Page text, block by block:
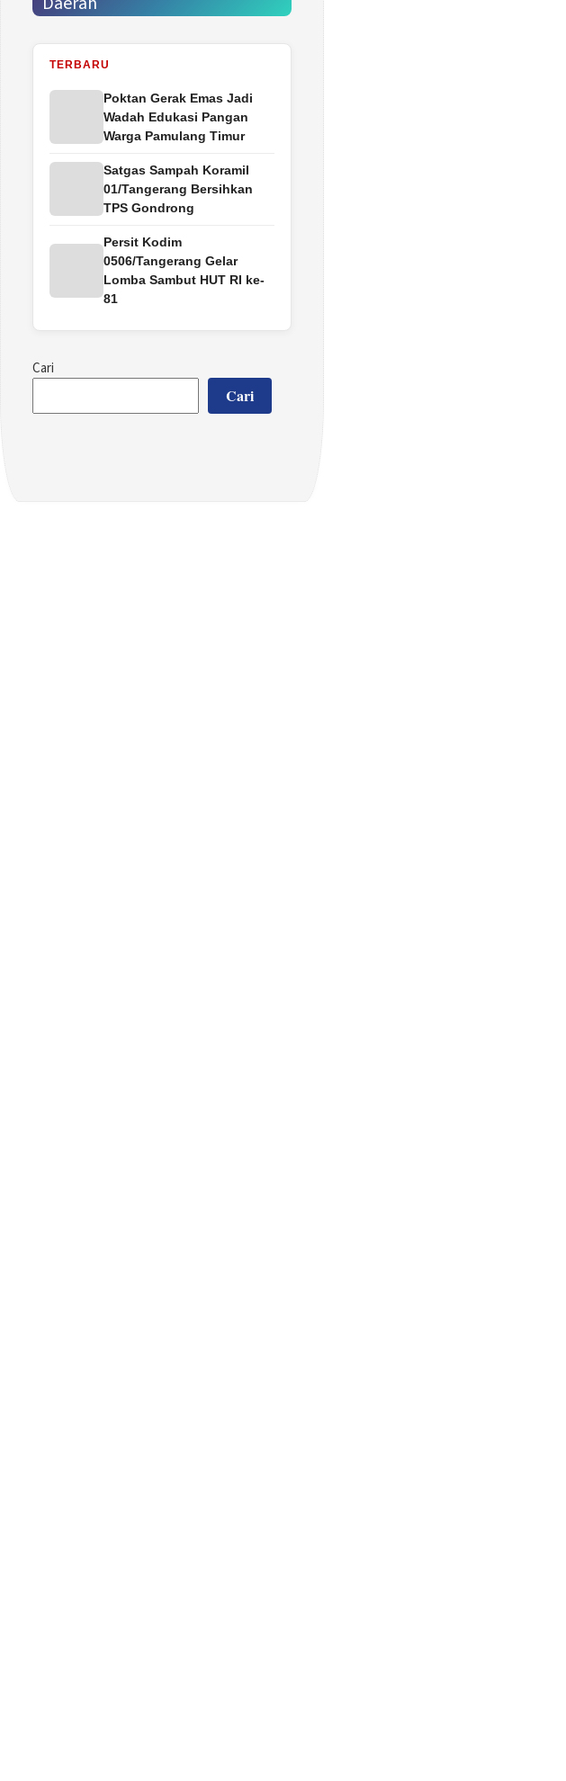
TERBARU
Poktan Gerak Emas Jadi
Wadah Edukasi Pangan
Warga Pamulang Timur
Satgas Sampah Koramil
01/Tangerang Bersihkan
TPS Gondrong
Persit Kodim
0506/Tangerang Gelar
Lomba Sambut HUT RI ke-
81
Cari
Cari